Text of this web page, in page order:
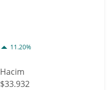
11.20%
Hacim
$33.932